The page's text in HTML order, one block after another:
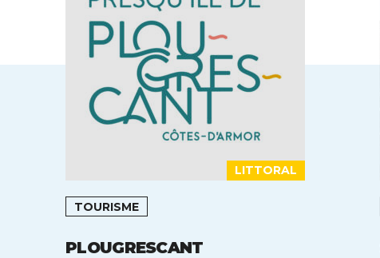
LITTORAL
TOURISME
PLOUGRESCANT